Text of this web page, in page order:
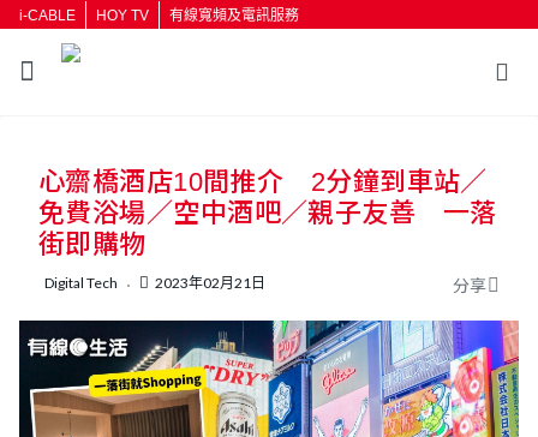
i-CABLE HOY TV 有線寬頻及電訊服務
按輸入鍵開始搜尋
心齋橋酒店10間推介 2分鐘到車站／
免費浴場／空中酒吧／親子友善 一落
街即購物
Digital Tech 2023年02月21日 分享